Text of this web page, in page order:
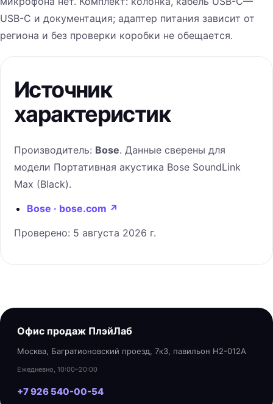
USB-C и документация; адаптер питания зависит от
региона и без проверки коробки не обещается.
Источник
характеристик
Производитель: Bose. Данные сверены для
модели Портативная акустика Bose SoundLink
Max (Black).
Bose · bose.com ↗
Проверено: 5 августа 2026 г.
Офис продаж ПлэйЛаб
Москва, Багратионовский проезд, 7к3, павильон H2-012A
Ежедневно, 10:00–20:00
+7 926 540-00-54